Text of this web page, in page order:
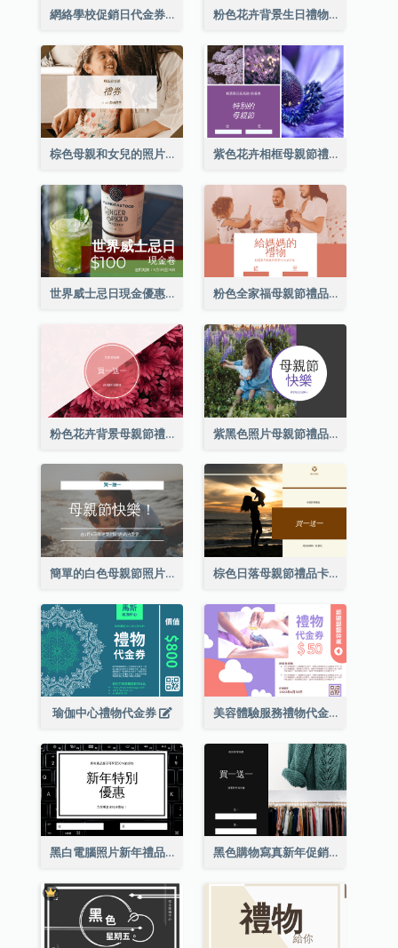
網絡學校促銷日代金券 粉色花卉背景生日禮物卡
棕色母親和女兒的照片母親節的禮品卡 紫色花卉相框母親節禮品卡
世界威士忌日現金優惠券 粉色全家福母親節禮品卡
粉色花卉背景母親節禮品卡 紫黑色照片母親節禮品卡
簡單的白色母親節照片禮品卡 棕色日落母親節禮品卡
瑜伽中心禮物代金券 美容體驗服務禮物代金券
黑白電腦照片新年禮品卡 黑色購物寫真新年促銷禮品卡